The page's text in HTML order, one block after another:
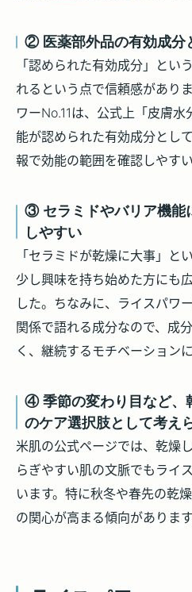
② 医薬部外品の有効成分
「認められた有効成分」とい
れるという点で信頼感があり
ワーNo.11は、公式上「皮膚
能が認められた有効成分とし
報で効能の範囲を確認しやすい
③ セラミドやバリア機能
しやすい
「セラミドが乾燥に大事」と
少し興味を持ち始めた方にも
した。ちなみに、ライスパワ
関係で語れる成分なので、成
く、継続するモチベーション
④ 季節の変わり目など、
のケア選択肢として考え
米肌の公式ページでは、乾燥
らぎやすい肌の文脈でもライ
います。特に秋冬や春先の乾
の関心が高まる傾向があります